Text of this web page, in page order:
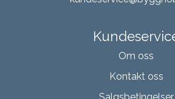
Om oss
Kontakt oss